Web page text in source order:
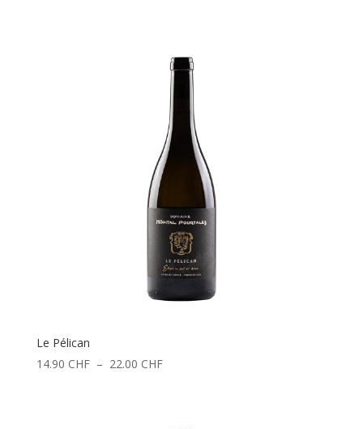
Le Pélican
14.90 CHF – 22.00 CHFPlage